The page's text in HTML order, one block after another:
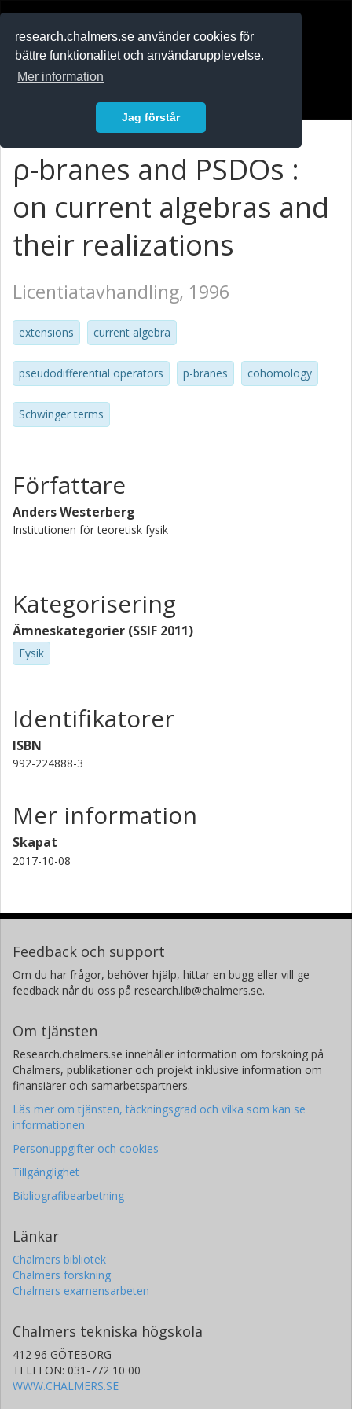
research.chalmers.se använder cookies för
bättre funktionalitet och användarupplevelse.
Mer information
Jag förstår
ρ-branes and PSDOs :
on current algebras and
their realizations
Licentiatavhandling, 1996
extensions current algebra
pseudodifferential operators p-branes cohomology
Schwinger terms
Författare
Anders Westerberg
Institutionen för teoretisk fysik
Kategorisering
Ämneskategorier (SSIF 2011)
Fysik
Identifikatorer
ISBN
992-224888-3
Mer information
Skapat
2017-10-08
Feedback och support
Om du har frågor, behöver hjälp, hittar en bugg eller vill ge
feedback når du oss på research.lib@chalmers.se.
Om tjänsten
Research.chalmers.se innehåller information om forskning på
Chalmers, publikationer och projekt inklusive information om
finansiärer och samarbetspartners.
Läs mer om tjänsten, täckningsgrad och vilka som kan se
informationen
Personuppgifter och cookies
Tillgänglighet
Bibliografibearbetning
Länkar
Chalmers bibliotek
Chalmers forskning
Chalmers examensarbeten
Chalmers tekniska högskola
412 96 GÖTEBORG
TELEFON: 031-772 10 00
WWW.CHALMERS.SE